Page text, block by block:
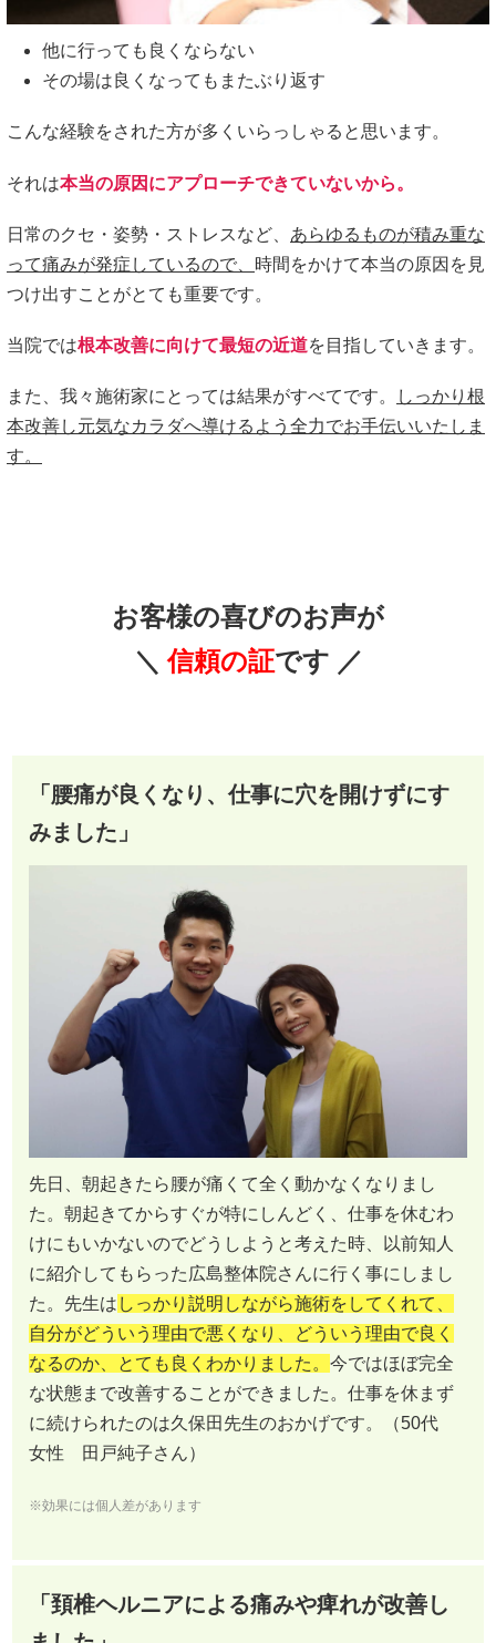
他に行っても良くならない
その場は良くなってもまたぶり返す
こんな経験をされた方が多くいらっしゃると思います。
それは本当の原因にアプローチできていないから。
日常のクセ・姿勢・ストレスなど、 あらゆるものが積み重な
って痛みが発症しているので、 時間をかけて本当の原因を見
つけ出すことがとても重要です。
当院では根本改善に向けて最短の近道を目指していきます。
また、我々施術家にとっては結果がすべてです。
しっかり根
本改善し元気なカラダへ導けるよう全力でお手伝いいたしま
す。
お客様の喜びのお声が
＼信頼の証です ／
「腰痛が良くなり、仕事に穴を開けずにす
みました」
先日、朝起きたら腰が痛くて全く動かなくなりまし
た。朝起きてからすぐが特にしんどく、仕事を休むわ
けにもいかないのでどうしようと考えた時、以前知人
に紹介してもらった広島整体院さんに行く事にしまし
た。先生は しっかり説明しながら施術をしてくれて、
自分がどういう理由で悪くなり、どういう理由で良く
なるのか、とても良くわかりました。 今ではほぼ完全
な状態まで改善することができました。仕事を休まず
に続けられたのは久保田先生のおかげです。（50代
女性 田戸純子さん）
※効果には個人差があります
「頚椎ヘルニアによる痛みや痺れが改善し